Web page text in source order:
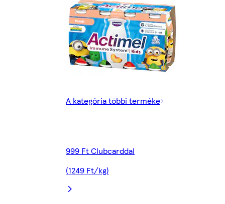
A kategória többi terméke
999 Ft Clubcarddal
(1249 Ft/kg)